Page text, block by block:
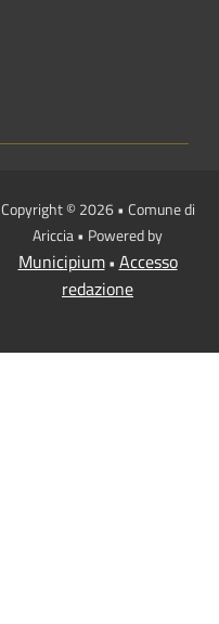
Copyright © 2026 • Comune di
Ariccia • Powered by
Municipium• Accesso
redazione